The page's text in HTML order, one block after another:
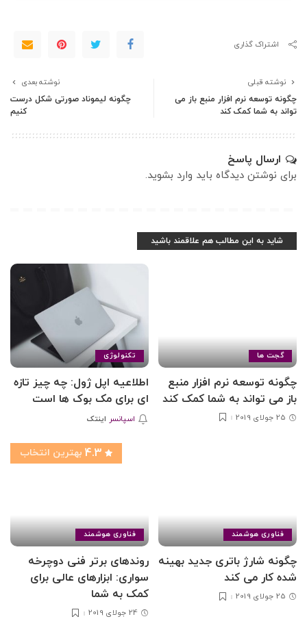
اشتراک گذاری
نوشته قبلی
چگونه توسعه نرم افزار منبع باز می
تواند به شما کمک کند
نوشته بعدی
چگونه لیموناد صورتی شکل درست
کنیم
ارسال پاسخ
برای نوشتن دیدگاه باید وارد بشوید.
شاید به این مطالب هم علاقمند باشید
گجت ها
چگونه توسعه نرم افزار منبع
باز می تواند به شما کمک کند
25 جولای 2019
تکنولوژی
اطلاعیه اپل ژول: چه چیز تازه
ای برای مک بوک ها است
اسپانسر اینتک
فناوری هوشمند
چگونه شارژ باتری جدید بهینه
شده کار می کند
25 جولای 2019
فناوری هوشمند
4.3 بهترین انتخاب
روندهای برتر فنی دوچرخه
سواری: ابزارهای عالی برای
کمک به شما
24 جولای 2019